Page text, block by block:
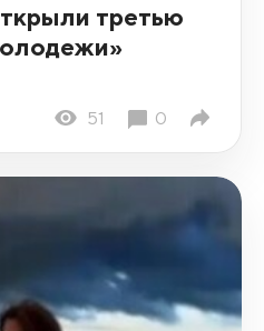
третью
51 0